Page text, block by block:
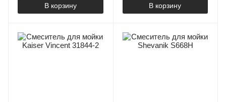
В корзину В корзину